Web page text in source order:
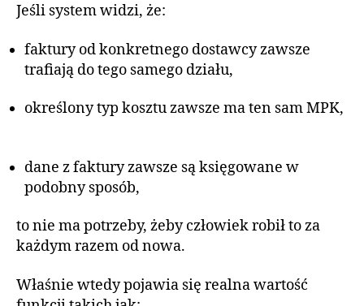
Jeśli system widzi, że:
faktury od konkretnego dostawcy zawsze
trafiają do tego samego działu,
określony typ kosztu zawsze ma ten sam MPK,
dane z faktury zawsze są księgowane w
podobny sposób,
to nie ma potrzeby, żeby człowiek robił to za
każdym razem od nowa.
Właśnie wtedy pojawia się realna wartość